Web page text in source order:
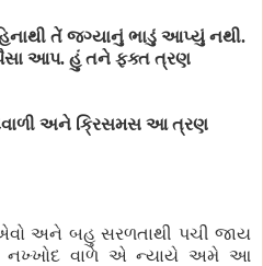
તેં જગ્યાનું ભાડું આપ્યું નથી.
પૈસા આપ. હું તને ફક્ત ત્રણ
અને ક્રિસમસ આ ત્રણ
અને બહુ સરળતાથી પચી જાય
નખ્ખોદ વાળે એ ન્યાયે અમે આ